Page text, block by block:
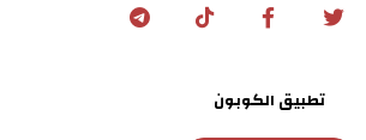
تطبيق الكوبون